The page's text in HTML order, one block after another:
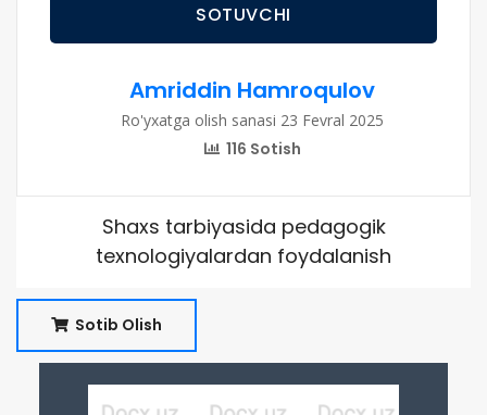
SOTUVCHI
Amriddin Hamroqulov
Ro'yxatga olish sanasi 23 Fevral 2025
116 Sotish
Shaxs tarbiyasida pedagogik
texnologiyalardan foydalanish
Sotib Olish